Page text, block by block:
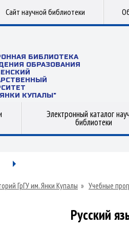
Сайт научной библиотеки
БИБЛИОТЕКА
ОБРАЗОВАНИЯ
КУПАЛЫ"
Электронный каталог
библиотеки
ГрГУ им. Янки Купалы » Учебные
Русский